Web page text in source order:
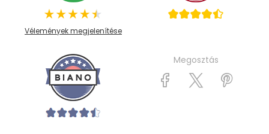
Vélemények megjelenítése
Megosztás